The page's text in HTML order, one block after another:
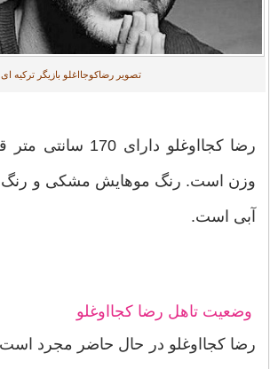
تصویر رضاکوجااغلو بازیگر ترکیه ای
وزن است. رنگ موهایش مشکی و رنگ
آبی است.
وضعیت تاهل رضا کجااوغلو
رضا کجااوغلو در حال حاضر مجرد است.